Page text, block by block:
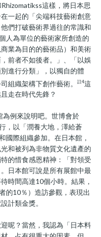
這樣，將日本思
一起的「尖端科技藝術創意
們打破藝術界過往的常識和
人為單位的藝術家所創造的
業為目的的藝術品）和美術
前者不如後者。」、「以娛
進行分類」，以獨自的體
組織架構下創作藝術。註4這
走在時代先鋒？
例來說明吧。世博會於
，以「潤養大地，澤給蒼
國際組織參加。在日本館，
和被列為非物質文化遺產的
的惜食感恩精神：「對領受
日本館可說是所有展館中最
時間高達10個小時。結果，
的10％）造訪參觀，表現出
計類金獎。
呢？當然，我認為「日本料